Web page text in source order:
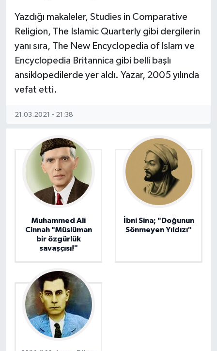
Yazdığı makaleler, Studies in Comparative
Religion, The Islamic Quarterly gibi dergilerin
yanı sıra, The New Encyclopedia of Islam ve
Encyclopedia Britannica gibi belli başlı
ansiklopedilerde yer aldı. Yazar, 2005 yılında
vefat etti.
21.03.2021 - 21:38
Muhammed Ali
Cinnah "Müslüman
bir özgürlük
savaşçısı!"
İbni Sina; "Doğunun
Sönmeyen Yıldızı"